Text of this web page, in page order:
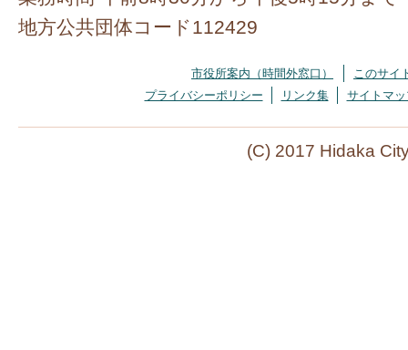
地方公共団体コード112429
市役所案内（時間外窓口）
このサイ
プライバシーポリシー
リンク集 サイトマッ
(C) 2017 Hidaka